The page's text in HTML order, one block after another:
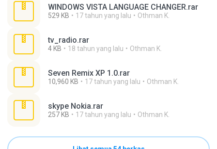
WINDOWS VISTA LANGUAGE CHANGER.rar
529 KB 17 tahun yang lalu Othman K.
tv_radio.rar
4 KB 18 tahun yang lalu Othman K.
Seven Remix XP 1.0.rar
10,960 KB 17 tahun yang lalu Othman K.
skype Nokia.rar
257 KB 17 tahun yang lalu Othman K.